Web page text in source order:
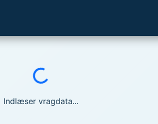
Indlæser...
Indlæser vragdata...